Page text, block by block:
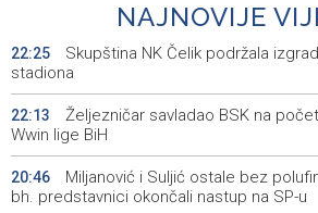
NAJNOVIJE
22:25
Skupština NK Čelik podržala
stadiona
22:13
Željezničar savladao BSK na
Wwin lige BiH
20:46
Miljanović i Suljić ostale bez
bh. predstavnici okončali nastup na SP-u